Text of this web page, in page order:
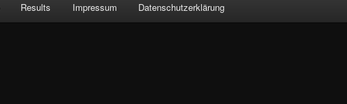
Results Impressum Datenschutzerklärung